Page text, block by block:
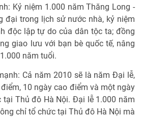
Kỷ niệm 1.000 năm Thăng Long -
đại trong lịch sử nước nhà, kỷ niệm
độc lập tự do của dân tộc ta; đồng
giao lưu với bạn bè quốc tế, nâng
năm tuổi.
Cả năm 2010 sẽ là năm Đại lễ,
10 ngày cao điểm và một ngày
Thủ đô Hà Nội. Đại lễ 1.000 năm
chỉ tổ chức tại Thủ đô Hà Nội mà